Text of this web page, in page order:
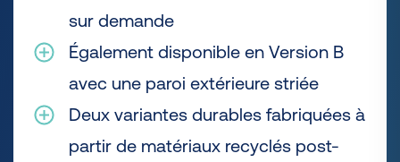
sur demande
Également disponible en Version B
avec une paroi extérieure striée
Deux variantes durables fabriquées à
partir de matériaux recyclés post-